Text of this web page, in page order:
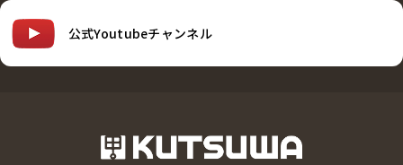
公式Youtubeチャンネル